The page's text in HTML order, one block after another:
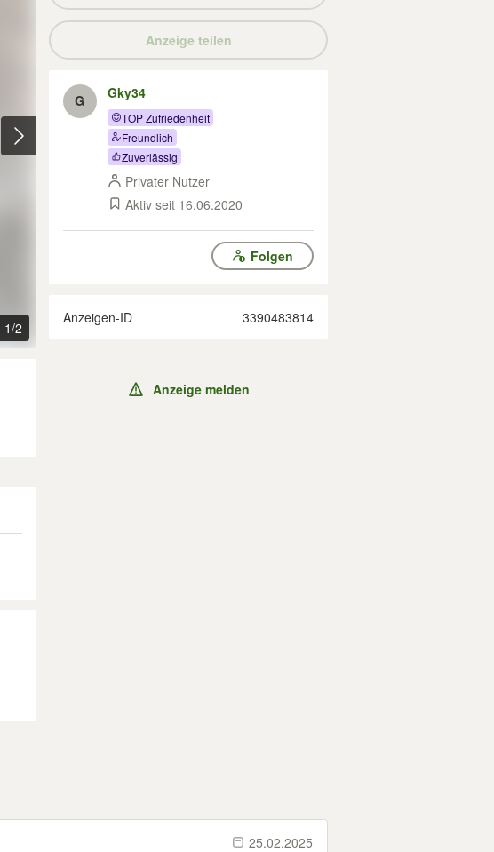
1/2
Anzeige teilen
G Gky34
TOP Zufriedenheit
Freundlich
Zuverlässig
Privater Nutzer
Aktiv seit 16.06.2020
Folgen
Anzeigen-ID 3390483814
Anzeige melden
25.02.2025